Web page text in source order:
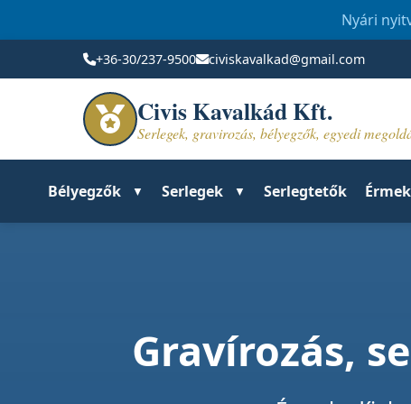
Nyári
+36-30/237-9500 civiskavalkad@gmail.com
Civis Kavalkád Kft.
Serlegek, gravirozás, bélyegzők, egyedi
Bélyegzők Serlegek Serlegtetők Érmek
Gravírozás,